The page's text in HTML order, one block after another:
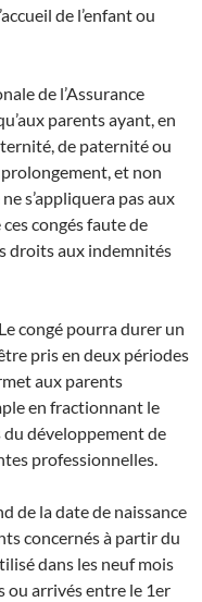
de l’enfant ou
de l’Assurance
parents ayant, en
de paternité ou
prolongement, et non
s’appliquera pas aux
congés faute de
droits aux indemnités
congé pourra durer un
pris en deux périodes
aux parents
en fractionnant le
développement de
professionnelles.
de la date de naissance
concernés à partir du
dans les neuf mois
ou arrivés entre le 1er